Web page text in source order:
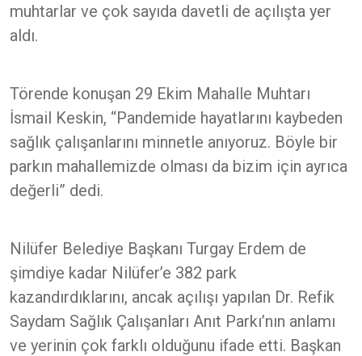
muhtarlar ve çok sayıda davetli de açılışta yer
aldı.
Törende konuşan 29 Ekim Mahalle Muhtarı
İsmail Keskin, “Pandemide hayatlarını kaybeden
sağlık çalışanlarını minnetle anıyoruz. Böyle bir
parkın mahallemizde olması da bizim için ayrıca
değerli” dedi.
Nilüfer Belediye Başkanı Turgay Erdem de
şimdiye kadar Nilüfer’e 382 park
kazandırdıklarını, ancak açılışı yapılan Dr. Refik
Saydam Sağlık Çalışanları Anıt Parkı’nın anlamı
ve yerinin çok farklı olduğunu ifade etti. Başkan